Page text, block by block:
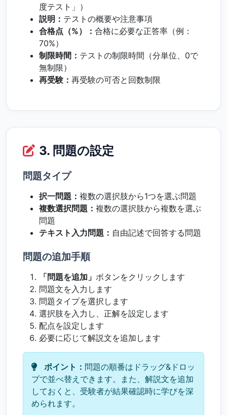
度テスト」）
説明： テストの概要や注意事項
合格点（%）： 合格に必要な正答率（例：
70%）
制限時間： テストの制限時間（分単位、0で
無制限）
再受験： 再受験の可否と回数制限
3. 問題の設定
問題タイプ
択一問題： 複数の選択肢から1つを選ぶ問題
複数選択問題： 複数の選択肢から複数を選ぶ
問題
テキスト入力問題： 自由記述で回答する問題
問題の追加手順
「問題を追加」 ボタンをクリックします
問題文を入力します
問題タイプを選択します
選択肢を入力し、正解を設定します
配点を設定します
必要に応じて解説文を追加します
ポイント： 問題の順番はドラッグ&ドロッ
プで並べ替えできます。また、解説文を追加
しておくと、受験者が結果確認時に学びを深
められます。